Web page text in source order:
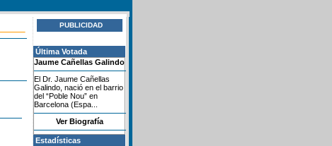
PUBLICIDAD
Última Votada
Jaume Cañellas Galindo
El Dr. Jaume Cañellas
Galindo, nació en el barrio
del “Poble Nou” en
Barcelona (Espa...
Ver Biografía
Estadísticas